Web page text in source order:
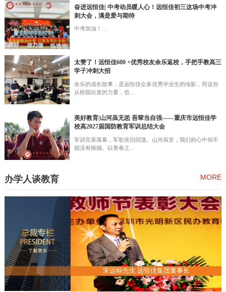
奋进远恒佳| 中考动员暖人心！远恒佳初三这场中考冲
刺大会，满是爱与期待
中考加油！...
太赞了！远恒佳600 +优秀校友余乐返校，手把手教高三
学子冲刺大招
余乐的成长故事，是远恒佳众多优秀毕业生的缩影，而这份
从校园出发的力量，也...
美好教育|山河虽无恙 吾辈当自强——重庆市远恒佳学
校高2027届国防教育军训总结大会
军训完美落幕，军歌依旧回荡。山河虽安，我们的心中却不
能没有狼烟。以青春之...
办学人谈教育 MORE
集团董事长 宋远标先生 远恒佳集团董事长